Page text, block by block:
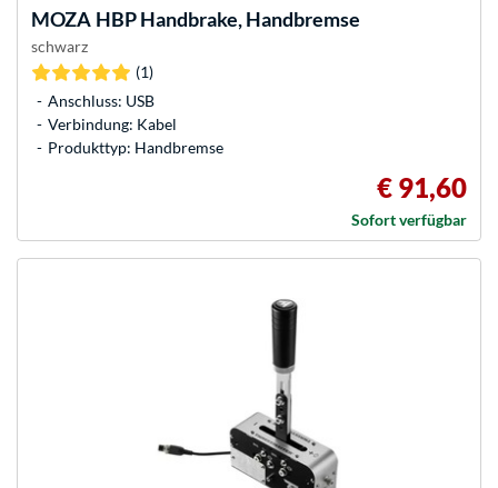
MOZA HBP Handbrake, Handbremse
schwarz
(1)
Anschluss: USB
Verbindung: Kabel
Produkttyp: Handbremse
€ 91,60
Sofort verfügbar